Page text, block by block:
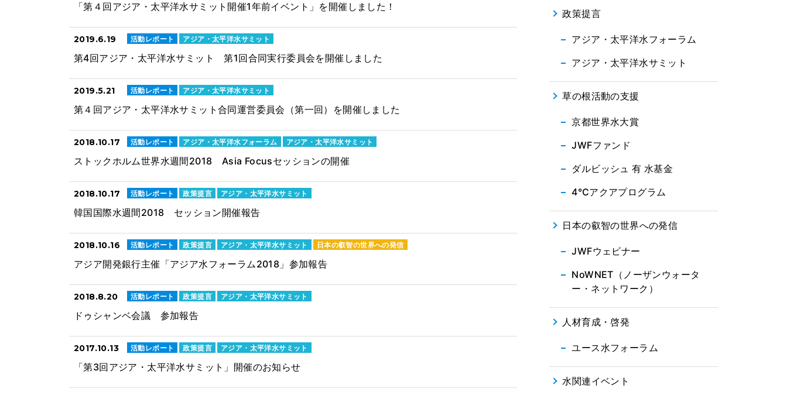
「第４回アジア・太平洋水サミット開催1年前イベント」を開催しました！
2019.6.19 活動レポート アジア・太平洋水サミット
第4回アジア・太平洋水サミット 第1回合同実行委員会を開催しました
2019.5.21 活動レポート アジア・太平洋水サミット
第４回アジア・太平洋水サミット合同運営委員会（第一回）を開催しました
2018.10.17 活動レポート アジア・太平洋水フォーラム アジア・太平洋水サミット
ストックホルム世界水週間2018 Asia Focusセッションの開催
2018.10.17 活動レポート 政策提言 アジア・太平洋水サミット
韓国国際水週間2018 セッション開催報告
2018.10.16 活動レポート 政策提言 アジア・太平洋水サミット 日本の叡智の世界への発信
アジア開発銀行主催「アジア水フォーラム2018」参加報告
2018.8.20 活動レポート 政策提言 アジア・太平洋水サミット
ドゥシャンベ会議 参加報告
2017.10.13 活動レポート 政策提言 アジア・太平洋水サミット
「第3回アジア・太平洋水サミット」開催のお知らせ
政策提言
アジア・太平洋水フォーラム
アジア・太平洋水サミット
草の根活動の支援
京都世界水大賞
JWFファンド
ダルビッシュ 有 水基金
4℃アクアプログラム
日本の叡智の世界への発信
JWFウェビナー
NoWNET（ノーザンウォータ
ー・ネットワーク）
人材育成・啓発
ユース水フォーラム
水関連イベント